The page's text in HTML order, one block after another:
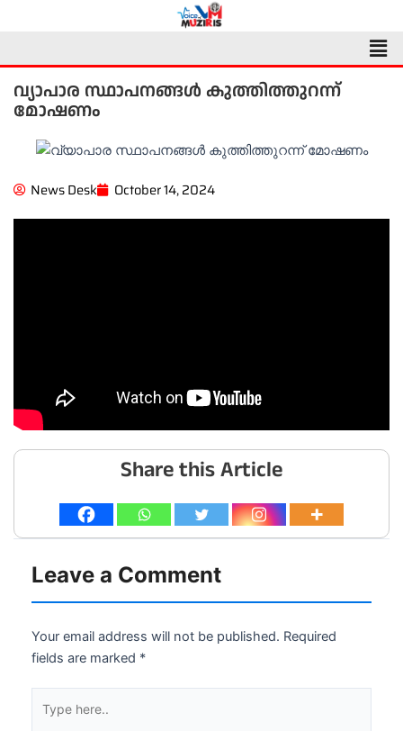
വ്യാപാര സ്ഥാപനങ്ങൾ കുത്തിത്തുറന്ന്
മോഷണം
News Desk October 14, 2024
Share this Article
Leave a Comment
Your email address will not be published. Required
fields are marked *
here..